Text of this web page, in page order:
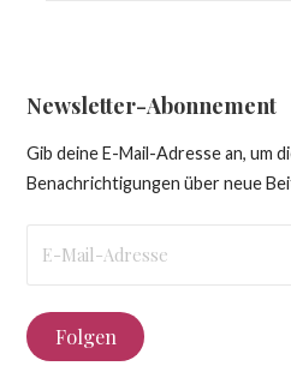
Newsletter-Abonnement
Gib deine E-Mail-Adresse an, um
Benachrichtigungen über neue
Mail-
Folgen